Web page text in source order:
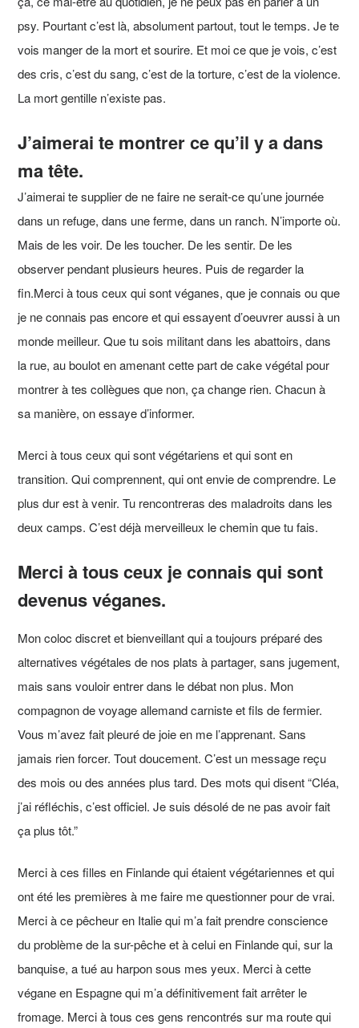
psy. Pourtant c’est là, absolument partout, tout le temps. Je te
vois manger de la mort et sourire. Et moi ce que je vois, c’est
des cris, c’est du sang, c’est de la torture, c’est de la violence.
La mort gentille n’existe pas.
J’aimerai te montrer ce qu’il y a dans
ma tête.
J’aimerai te supplier de ne faire ne serait-ce qu’une journée
dans un refuge, dans une ferme, dans un ranch. N’importe où.
Mais de les voir. De les toucher. De les sentir. De les
observer pendant plusieurs heures. Puis de regarder la
fin.Merci à tous ceux qui sont véganes, que je connais ou que
je ne connais pas encore et qui essayent d’oeuvrer aussi à un
monde meilleur. Que tu sois militant dans les abattoirs, dans
la rue, au boulot en amenant cette part de cake végétal pour
montrer à tes collègues que non, ça change rien. Chacun à
sa manière, on essaye d’informer.
Merci à tous ceux qui sont végétariens et qui sont en
transition. Qui comprennent, qui ont envie de comprendre. Le
plus dur est à venir. Tu rencontreras des maladroits dans les
deux camps. C’est déjà merveilleux le chemin que tu fais.
Merci à tous ceux je connais qui sont
devenus véganes.
Mon coloc discret et bienveillant qui a toujours préparé des
alternatives végétales de nos plats à partager, sans jugement,
mais sans vouloir entrer dans le débat non plus. Mon
compagnon de voyage allemand carniste et fils de fermier.
Vous m’avez fait pleuré de joie en me l’apprenant. Sans
jamais rien forcer. Tout doucement. C’est un message reçu
des mois ou des années plus tard. Des mots qui disent “Cléa,
j’ai réfléchis, c’est officiel. Je suis désolé de ne pas avoir fait
ça plus tôt.”
Merci à ces filles en Finlande qui étaient végétariennes et qui
ont été les premières à me faire me questionner pour de vrai.
Merci à ce pêcheur en Italie qui m’a fait prendre conscience
du problème de la sur-pêche et à celui en Finlande qui, sur la
banquise, a tué au harpon sous mes yeux. Merci à cette
végane en Espagne qui m’a définitivement fait arrêter le
fromage. Merci à tous ces gens rencontrés sur ma route qui